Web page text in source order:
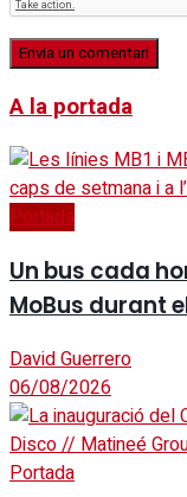
A la portada
Portada
Un bus cada
MoBus durant
David Guerrero
06/08/2026
Portada